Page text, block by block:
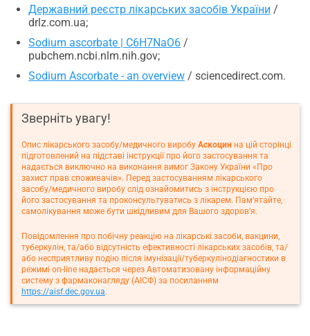
Державний реєстр лікарських засобів України /
drlz.com.ua;
Sodium ascorbate | C6H7NaO6 /
pubchem.ncbi.nlm.nih.gov;
Sodium Ascorbate - an overview / sciencedirect.com.
Зверніть увагу!
Опис лікарського засобу/медичного виробу Аскоцин на цій сторінці
підготовлений на підставі інструкції про його застосування та
надається виключно на виконання вимог Закону України «Про
захист прав споживачів». Перед застосуванням лікарського
засобу/медичного виробу слід ознайомитись з інструкцією про
його застосування та проконсультуватись з лікарем. Пам’ятайте,
самолікування може бути шкідливим для Вашого здоров’я.
Повідомлення про побічну реакцію на лікарські засоби, вакцини,
туберкулін, та/або відсутність ефективності лікарських засобів, та/
або несприятливу подію після імунізації/туберкулінодіагностики в
режимі on-line надається через Автоматизовану інформаційну
систему з фармаконагляду (АІСФ) за посиланням
https://aisf.dec.gov.ua.